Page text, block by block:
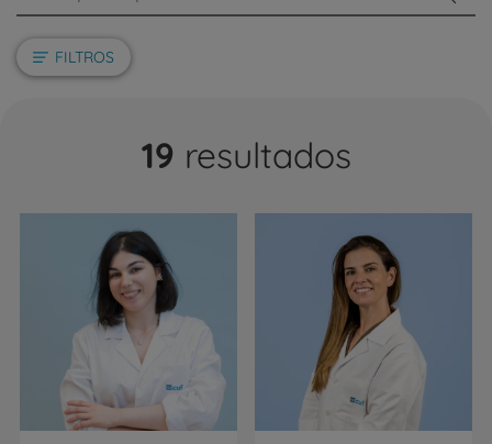
FILTROS
19 resultados